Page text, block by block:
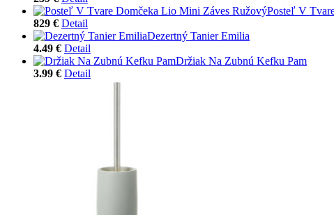
Posteľ V
829 € Detail
Dezertný Tanier Emilia
4.49 € Detail
Držiak Na Zubnú Kefku Pam
3.99 € Detail